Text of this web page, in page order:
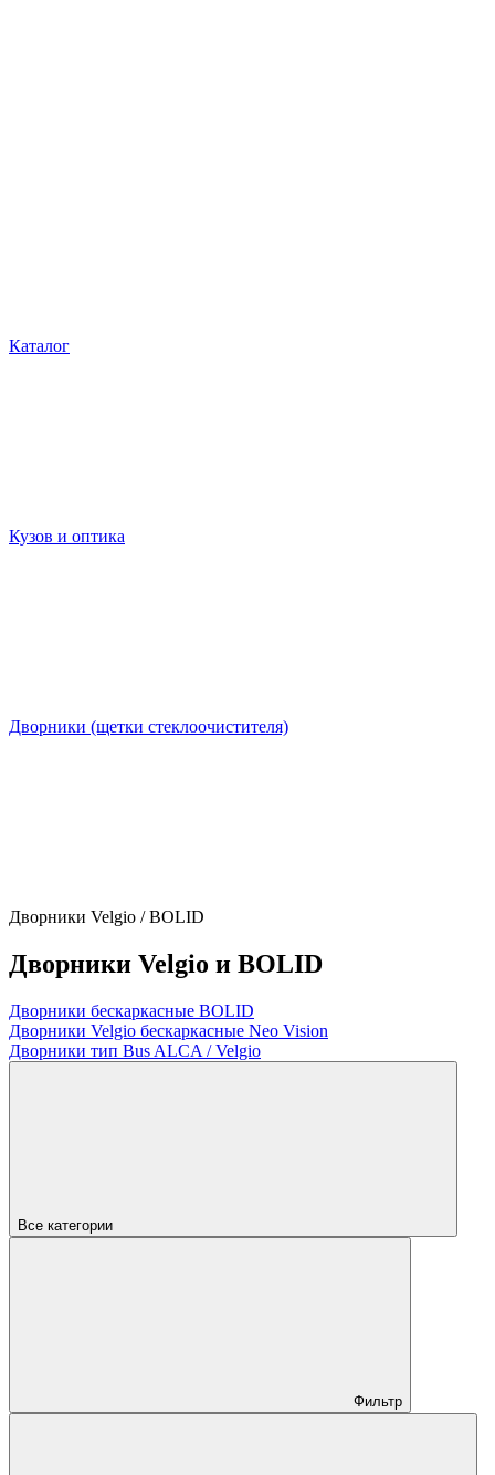
Каталог
Кузов и оптика
Дворники (щетки стеклоочистителя)
Дворники Velgio / BOLID
Дворники Velgio и BOLID
Дворники бескаркасные BOLID
Дворники Velgio бескаркасные Neo Vision
Дворники тип Bus ALCA / Velgio
Все категории
Фильтр